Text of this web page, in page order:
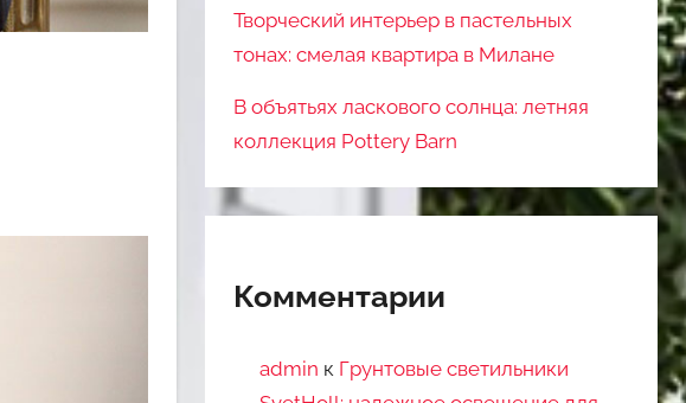
Творческий интерьер в пастельных
тонах: смелая квартира в Милане
В объятьях ласкового солнца: летняя
коллекция Pottery Barn
Комментарии
admin к Грунтовые светильники